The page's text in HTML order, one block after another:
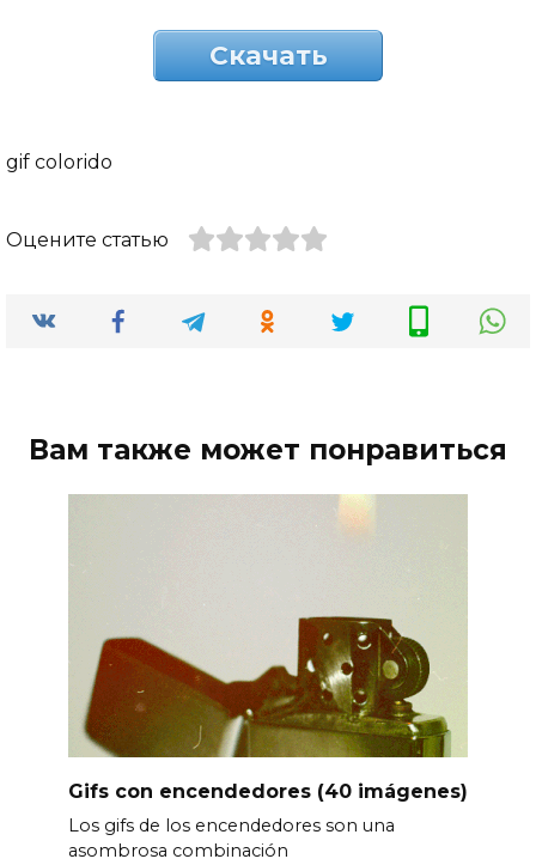
Скачать
gif colorido
Оцените статью
Вам также может понравиться
Gifs con encendedores (40 imágenes)
Los gifs de los encendedores son una
asombrosa combinación